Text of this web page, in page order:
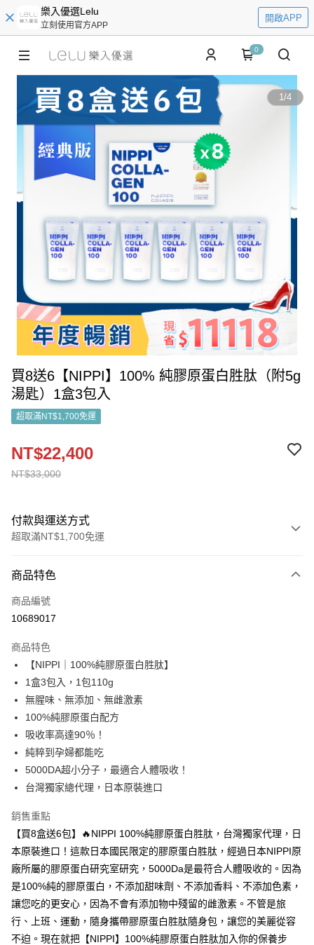
樂入優選Lelu
立刻使用官方APP
開啟APP
0
1/4
買8送6【NIPPI】100% 純膠原蛋白胜肽（附5g
湯匙）1盒3包入
超取滿NT$1,700免運
NT$33,000
NT$22,400
付款與運送方式
超取滿NT$1,700免運
信用卡一次付款
信用卡分期付款
合作金庫商業銀行
華南商業銀行
上海商業儲蓄銀行
國泰世華商業銀行
臺灣中小企業銀行
匯豐（台灣）商業銀行
聯邦商業銀行
元大商業銀行
玉山商業銀行
星展（台灣）商業銀行
台新國際商業銀行
LINE Pay
Apple Pay
悠遊付
全盈+PAY
大哥付你分期
相關說明
【大哥付你分期使用說明】
2.付款方式選擇「大哥付你分期」，訂單成立後會自動跳轉到大哥付的交易
流程，驗證手機門號後，選擇欲分期的期數、繳款截止日，確認付款後即完
成交易。
3.實際核准額度、可分期數及費用金額請依後續交易確認頁面所載為準。
4.訂單成立30分鐘內，如未前往確認交易或遇審核未通過，訂單將自動取
消。如遇「轉專審核」未通過狀況，表示未達大哥付你分期系統評分，恕無
ATM付款
運送方式
付款後全家取貨
每筆NT$90，滿NT$1,700(含以上)免運費
商品特色
商品編號
10689017
商品特色
【NIPPI｜100%純膠原蛋白胜肽】
1盒3包入，1包110g
無腥味、無添加、無雌激素
100%純膠原蛋白配方
吸收率高達90％！
純粹到孕婦都能吃
5000DA超小分子，最適合人體吸收！
台灣獨家總代理，日本原裝進口
銷售重點
【買8盒送6包】🔥NIPPI 100%純膠原蛋白胜肽，台灣獨家代理，日
本原裝進口！這款日本國民限定的膠原蛋白胜肽，經過日本NIPPI原
廠所屬的膠原蛋白研究室研究，5000Da是最符合人體吸收的。因為
是100%純的膠原蛋白，不添加甜味劑、不添加香料、不添加色素，
讓您吃的更安心，因為不會有添加物中殘留的雌激素。不管是旅
行、上班、運動，隨身攜帶膠原蛋白胜肽隨身包，讓您的美麗從容
不迫。現在就把【NIPPI】100%純膠原蛋白胜肽加入你的保養步